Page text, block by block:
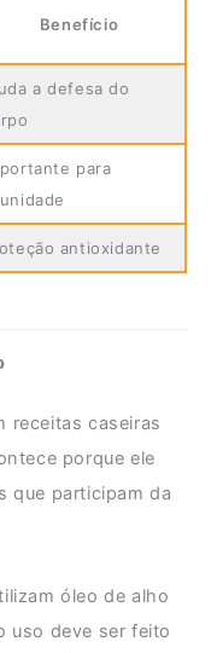
Benefício
a defesa do
para
antioxidante
receitas caseiras
porque ele
que participam da
óleo de alho
uso deve ser feito